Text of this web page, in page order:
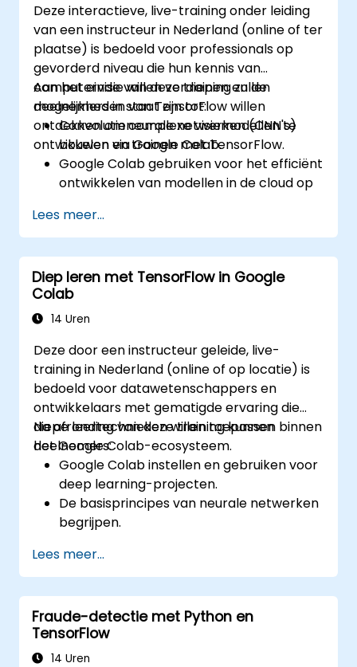
Deze interactieve, live-training onder leiding
van een instructeur in Nederland (online of ter
plaatse) is bedoeld voor professionals op
gevorderd niveau die hun kennis van
computervisie willen verdiepen en de
mogelijkheden van TensorFlow willen
ontdekken om complexe visiemodellen te
ontwikkelen via Google Colab.
Aan het einde van deze training zullen
deelnemers in staat zijn tot:
Convolutieneurale netwerken (CNN's)
bouwen en trainen met TensorFlow.
Google Colab gebruiken voor het efficiënt
ontwikkelen van modellen in de cloud op
Technieken toepassen voor
beeldvoorbereiding bij
computervisietaken.
Computervisiemodellen implementeren
voor praktische toepassingen.
Transfer learning benutten om de
verbeteren.
De resultaten van
beeldclassificatiemodellen visualiseren en
interpreteren.
Lees meer...
Diep leren met TensorFlow in Google
Colab
14 Uren
Deze door een instructeur geleide, live-
training in Nederland (online of op locatie) is
bedoeld voor datawetenschappers en
ontwikkelaars met gematigde ervaring die
diepe leertechnieken willen toepassen binnen
het Google Colab-ecosysteem.
Na afronding van deze training kunnen
deelnemers:
Google Colab instellen en gebruiken voor
deep learning-projecten.
De basisprincipes van neurale netwerken
begrijpen.
met TensorFlow.
Modellen trainen en evalueren op hun
prestaties.
De geavanceerde mogelijkheden van
TensorFlow benutten voor deep learning.
Lees meer...
Fraude-detectie met Python en
TensorFlow
14 Uren